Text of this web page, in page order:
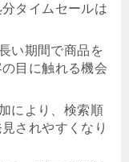
タイムセールは
い期間で商品を
目に触れる機会
により、検索順
されやすくなり